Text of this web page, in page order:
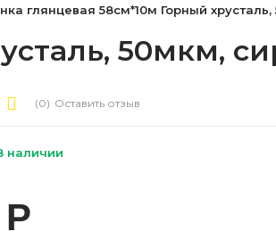
глянцевая 58см*10м Горный
50мкм,
(0) Оставить отзыв
наличии
Р